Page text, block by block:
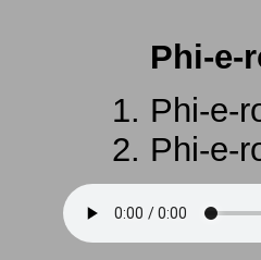
Phi-e-
Phi-e-
Phi-e-